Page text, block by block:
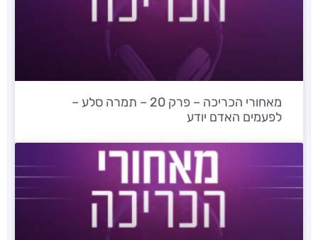
מאחורי הכריכה – פרק 20 – תמרה סלע –
לפעמים האדם יודע